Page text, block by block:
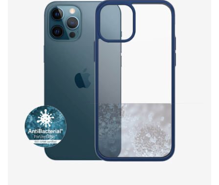
ClearCaseColor™
quantity